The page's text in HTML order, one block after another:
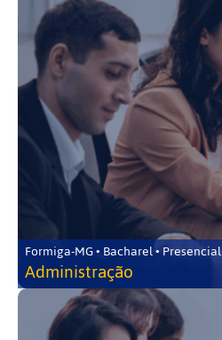
Formiga-MG • Bacharel • Presencial
Administração